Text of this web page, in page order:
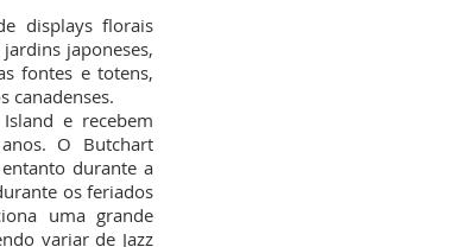
displays florais
japoneses,
fontes e totens,
canadenses.
e recebem
O Butchart
durante a
os feriados
uma grande
variar de Jazz